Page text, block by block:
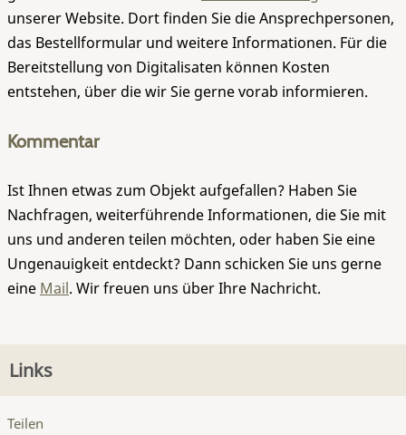
unserer Website. Dort finden Sie die Ansprechpersonen,
das Bestellformular und weitere Informationen. Für die
Bereitstellung von Digitalisaten können Kosten
entstehen, über die wir Sie gerne vorab informieren.
Kommentar
Ist Ihnen etwas zum Objekt aufgefallen? Haben Sie
Nachfragen, weiterführende Informationen, die Sie mit
uns und anderen teilen möchten, oder haben Sie eine
Ungenauigkeit entdeckt? Dann schicken Sie uns gerne
eine Mail. Wir freuen uns über Ihre Nachricht.
Links
Teilen